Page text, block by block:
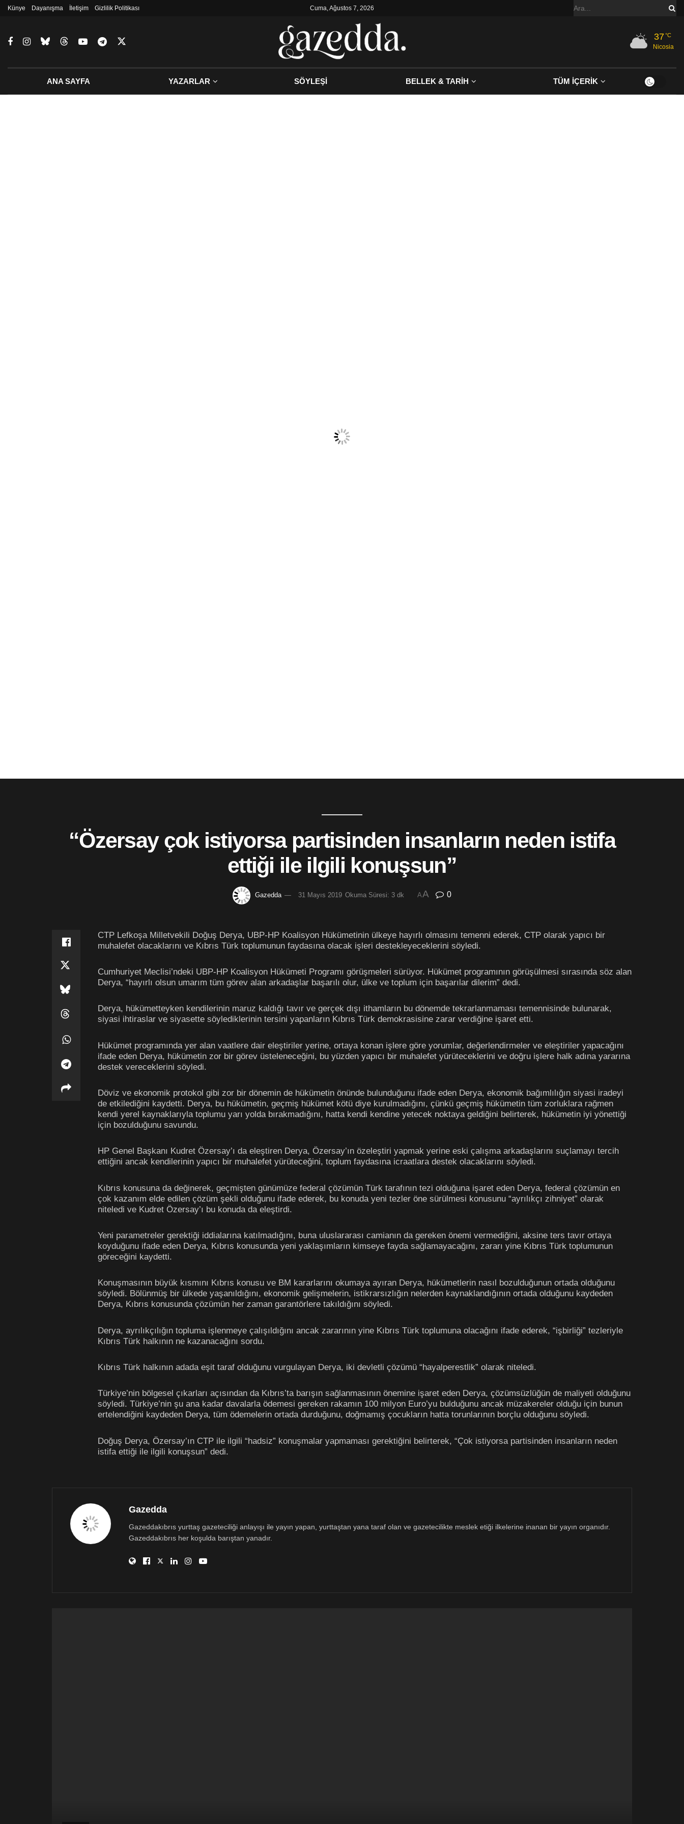
Künye Dayanışma İletişim Gizlilik Politikası Cuma, Ağustos 7, 2026
37°C
Nicosia
ANA SAYFA YAZARLAR SÖYLEŞİ BELLEK & TARİH TÜM İÇERİK
“Özersay çok istiyorsa partisinden insanların neden istifa
ettiği ile ilgili konuşsun”
Gazedda 31 Mayıs 2019 Okuma Süresi: 3 dk AA 0
CTP Lefkoşa Milletvekili Doğuş Derya, UBP-HP Koalisyon Hükümetinin ülkeye hayırlı olmasını temenni ederek, CTP olarak yapıcı bir
muhalefet olacaklarını ve Kıbrıs Türk toplumunun faydasına olacak işleri destekleyeceklerini söyledi.
Cumhuriyet Meclisi’ndeki UBP-HP Koalisyon Hükümeti Programı görüşmeleri sürüyor. Hükümet programının görüşülmesi sırasında söz alan
Derya, “hayırlı olsun umarım tüm görev alan arkadaşlar başarılı olur, ülke ve toplum için başarılar dilerim” dedi.
Derya, hükümetteyken kendilerinin maruz kaldığı tavır ve gerçek dışı ithamların bu dönemde tekrarlanmaması temennisinde bulunarak,
siyasi ihtiraslar ve siyasette söylediklerinin tersini yapanların Kıbrıs Türk demokrasisine zarar verdiğine işaret etti.
Hükümet programında yer alan vaatlere dair eleştiriler yerine, ortaya konan işlere göre yorumlar, değerlendirmeler ve eleştiriler yapacağını
ifade eden Derya, hükümetin zor bir görev üsteleneceğini, bu yüzden yapıcı bir muhalefet yürüteceklerini ve doğru işlere halk adına yararına
destek vereceklerini söyledi.
Döviz ve ekonomik protokol gibi zor bir dönemin de hükümetin önünde bulunduğunu ifade eden Derya, ekonomik bağımlılığın siyasi iradeyi
de etkilediğini kaydetti. Derya, bu hükümetin, geçmiş hükümet kötü diye kurulmadığını, çünkü geçmiş hükümetin tüm zorluklara rağmen
kendi yerel kaynaklarıyla toplumu yarı yolda bırakmadığını, hatta kendi kendine yetecek noktaya geldiğini belirterek, hükümetin iyi yönettiği
için bozulduğunu savundu.
HP Genel Başkanı Kudret Özersay’ı da eleştiren Derya, Özersay’ın özeleştiri yapmak yerine eski çalışma arkadaşlarını suçlamayı tercih
ettiğini ancak kendilerinin yapıcı bir muhalefet yürüteceğini, toplum faydasına icraatlara destek olacaklarını söyledi.
Kıbrıs konusuna da değinerek, geçmişten günümüze federal çözümün Türk tarafının tezi olduğuna işaret eden Derya, federal çözümün en
çok kazanım elde edilen çözüm şekli olduğunu ifade ederek, bu konuda yeni tezler öne sürülmesi konusunu “ayrılıkçı zihniyet” olarak
niteledi ve Kudret Özersay’ı bu konuda da eleştirdi.
Yeni parametreler gerektiği iddialarına katılmadığını, buna uluslararası camianın da gereken önemi vermediğini, aksine ters tavır ortaya
koyduğunu ifade eden Derya, Kıbrıs konusunda yeni yaklaşımların kimseye fayda sağlamayacağını, zararı yine Kıbrıs Türk toplumunun
göreceğini kaydetti.
Konuşmasının büyük kısmını Kıbrıs konusu ve BM kararlarını okumaya ayıran Derya, hükümetlerin nasıl bozulduğunun ortada olduğunu
söyledi. Bölünmüş bir ülkede yaşanıldığını, ekonomik gelişmelerin, istikrarsızlığın nelerden kaynaklandığının ortada olduğunu kaydeden
Derya, Kıbrıs konusunda çözümün her zaman garantörlere takıldığını söyledi.
Derya, ayrılıkçılığın topluma işlenmeye çalışıldığını ancak zararının yine Kıbrıs Türk toplumuna olacağını ifade ederek, “işbirliği” tezleriyle
Kıbrıs Türk halkının ne kazanacağını sordu.
Kıbrıs Türk halkının adada eşit taraf olduğunu vurgulayan Derya, iki devletli çözümü “hayalperestlik” olarak niteledi.
Türkiye’nin bölgesel çıkarları açısından da Kıbrıs’ta barışın sağlanmasının önemine işaret eden Derya, çözümsüzlüğün de maliyeti olduğunu
söyledi. Türkiye’nin şu ana kadar davalarla ödemesi gereken rakamın 100 milyon Euro’yu bulduğunu ancak müzakereler olduğu için bunun
ertelendiğini kaydeden Derya, tüm ödemelerin ortada durduğunu, doğmamış çocukların hatta torunlarının borçlu olduğunu söyledi.
Doğuş Derya, Özersay’ın CTP ile ilgili “hadsiz” konuşmalar yapmaması gerektiğini belirterek, “Çok istiyorsa partisinden insanların neden
istifa ettiği ile ilgili konuşsun” dedi.
Gazedda
Gazeddakıbrıs yurttaş gazeteciliği anlayışı ile yayın yapan, yurttaştan yana taraf olan ve gazetecilikte meslek etiği ilkelerine inanan bir yayın organıdır.
Gazeddakıbrıs her koşulda barıştan yanadır.